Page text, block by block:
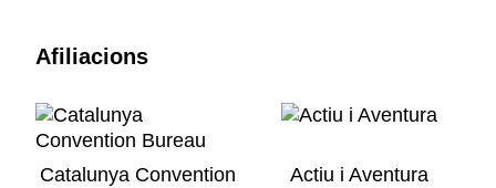
Afiliacions
Catalunya Convention
Actiu i Aventura